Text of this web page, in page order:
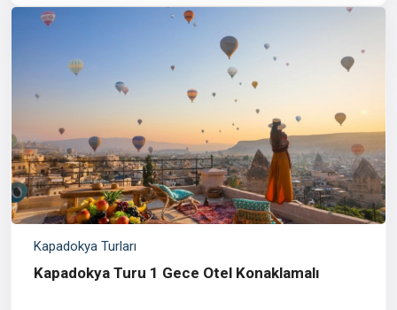
Kapadokya Turları
Kapadokya Turu 1 Gece Otel Konaklamalı